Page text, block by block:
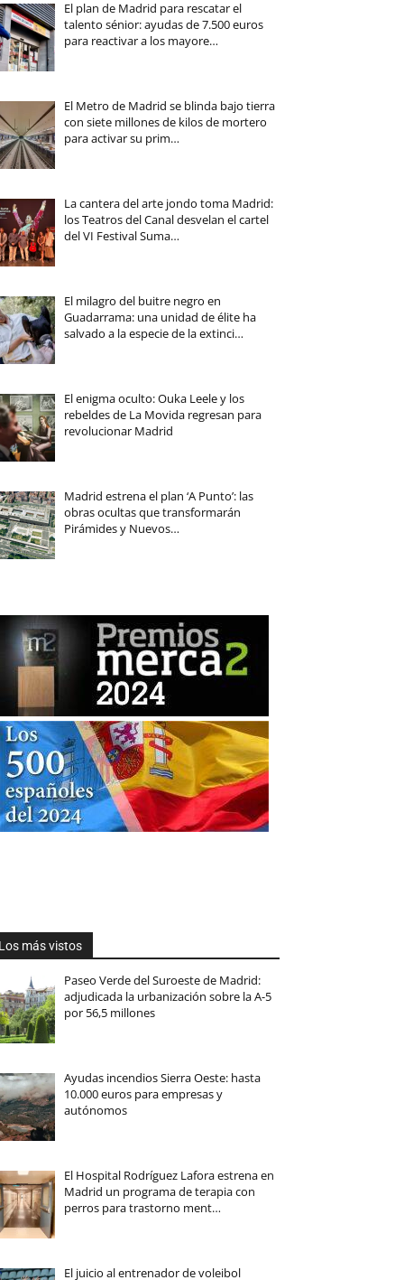
El plan de Madrid para rescatar el
talento sénior: ayudas de 7.500 euros
para reactivar a los mayore…
El Metro de Madrid se blinda bajo tierra
con siete millones de kilos de mortero
para activar su prim…
La cantera del arte jondo toma Madrid:
los Teatros del Canal desvelan el cartel
del VI Festival Suma…
El milagro del buitre negro en
Guadarrama: una unidad de élite ha
salvado a la especie de la extinci…
El enigma oculto: Ouka Leele y los
rebeldes de La Movida regresan para
revolucionar Madrid
Madrid estrena el plan ‘A Punto’: las
obras ocultas que transformarán
Pirámides y Nuevos…
más vistos
Paseo Verde del Suroeste de Madrid:
adjudicada la urbanización sobre la A-5
por 56,5 millones
Ayudas incendios Sierra Oeste: hasta
10.000 euros para empresas y
autónomos
El Hospital Rodríguez Lafora estrena en
Madrid un programa de terapia con
perros para trastorno ment…
El juicio al entrenador de voleibol